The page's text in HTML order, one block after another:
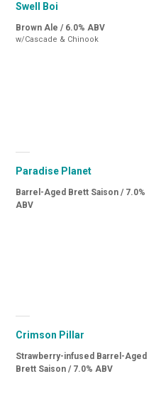
Swell Boi
Brown Ale / 6.0% ABV
w/Cascade & Chinook
Paradise Planet
Barrel-Aged Brett Saison / 7.0%
ABV
Crimson Pillar
Strawberry-infused Barrel-Aged
Brett Saison / 7.0% ABV